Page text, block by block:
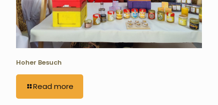
Hoher Besuch
Read more